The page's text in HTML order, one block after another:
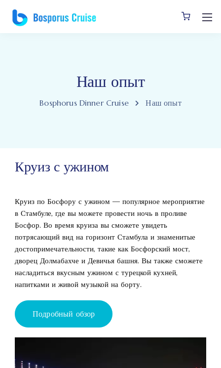
Наш опыт
Bosphorus Dinner Cruise Наш опыт
Круиз с ужином
Круиз по Босфору с ужином — популярное мероприятие
в Стамбуле, где вы можете провести ночь в проливе
Босфор. Во время круиза вы сможете увидеть
потрясающий вид на горизонт Стамбула и знаменитые
достопримечательности, такие как Босфорский мост,
дворец Долмабахче и Девичья башня. Вы также сможете
насладиться вкусным ужином с турецкой кухней,
напитками и живой музыкой на борту.
Подробный обзор